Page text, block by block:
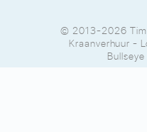
© 2013-2026
Kraanverhuur-